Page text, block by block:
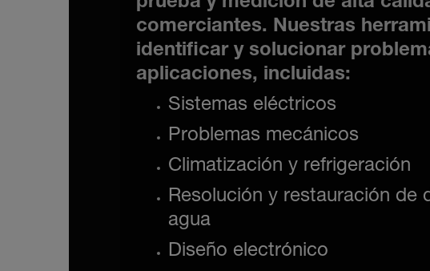
comerciantes. Nuestras
identificar y solucionar
aplicaciones, incluidas:
Sistemas eléctricos
Problemas mecánicos
Climatización y refrigeración
Resolución y restauración de
agua
Diseño electrónico